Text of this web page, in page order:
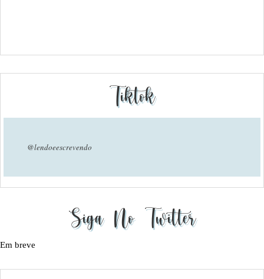
Tiktok
@lendoeescrevendo
Siga No Twitter
Em breve